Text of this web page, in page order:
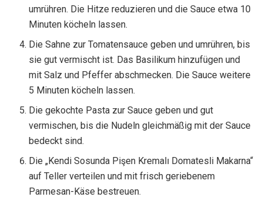
umrühren. Die Hitze reduzieren und die Sauce etwa 10
Minuten köcheln lassen.
Die Sahne zur Tomatensauce geben und umrühren, bis
sie gut vermischt ist. Das Basilikum hinzufügen und
mit Salz und Pfeffer abschmecken. Die Sauce weitere
5 Minuten köcheln lassen.
Die gekochte Pasta zur Sauce geben und gut
vermischen, bis die Nudeln gleichmäßig mit der Sauce
bedeckt sind.
Die „Kendi Sosunda Pişen Kremalı Domatesli Makarna“
auf Teller verteilen und mit frisch geriebenem
Parmesan-Käse bestreuen.